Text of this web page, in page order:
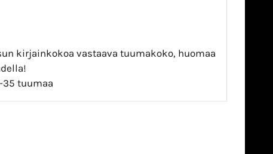
kirjainkokoa vastaava tuumakoko, huomaa
35 tuumaa